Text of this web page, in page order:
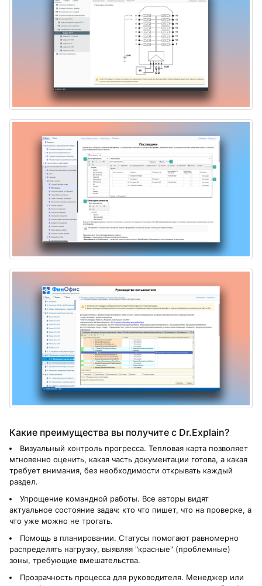
Какие преимущества вы получите с Dr.Explain?
Визуальный контроль прогресса. Тепловая карта позволяет
мгновенно оценить, какая часть документации готова, а какая
требует внимания, без необходимости открывать каждый
раздел.
Упрощение командной работы. Все авторы видят
актуальное состояние задач: кто что пишет, что на проверке, а
что уже можно не трогать.
Помощь в планировании. Статусы помогают равномерно
распределять нагрузку, выявляя "красные" (проблемные)
зоны, требующие вмешательства.
Прозрачность процесса для руководителя. Менеджер или